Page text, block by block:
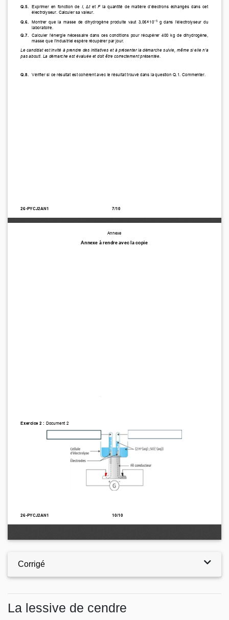
Corrigé
La lessive de cendre